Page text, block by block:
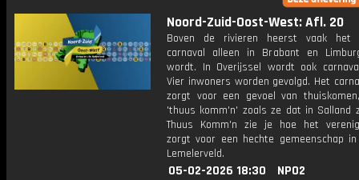
Noord-Zuid-Oost-West: Afl. 20
Boven de rivieren heerst vaak het
carnaval alleen in Brabant en
wordt. In Overijssel wordt ook
Vier inwoners worden gevolgd. Het
zorgt voor een gevoel van
'thuus komm'n' zoals ze dat in Salland
Thuus Komm'n zie je hoe het
zorgt voor een hechte gemeenschap
Lemelerveld.
05-02-2026 18:30
NPO2